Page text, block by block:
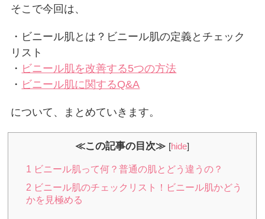
そこで今回は、
・ビニール肌とは？ビニール肌の定義とチェック
リスト
・ ビニール肌を改善する5つの方法
・ ビニール肌に関するQ&A
について、まとめていきます。
≪この記事の目次≫ [hide]
1 ビニール肌って何？普通の肌とどう違うの？
2 ビニール肌のチェックリスト！ビニール肌かどう
かを見極める